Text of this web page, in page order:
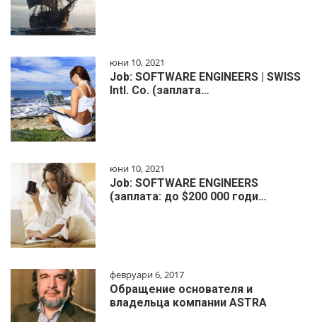
юни 10, 2021
Job: SOFTWARE ENGINEERS | SWISS
Intl. Co. (заплата…
юни 10, 2021
Job: SOFTWARE ENGINEERS
(заплата: до $200 000 годи…
февруари 6, 2017
Обращение основателя и
владельца компании ASTRA